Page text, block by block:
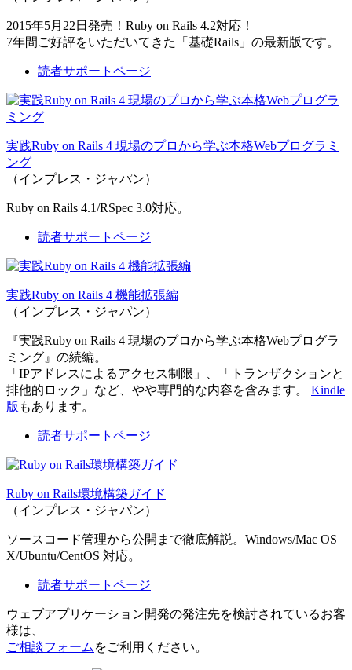
2015年5月22日発売！Ruby on Rails 4.2対応！
7年間ご好評をいただいてきた「基礎Rails」の最新版です。
読者サポートページ
実践Ruby on Rails 4 現場のプロから学ぶ本格Webプログラミ
ング
（インプレス・ジャパン）
Ruby on Rails 4.1/RSpec 3.0対応。
読者サポートページ
実践Ruby on Rails 4 機能拡張編
（インプレス・ジャパン）
『実践Ruby on Rails 4 現場のプロから学ぶ本格Webプログラ
ミング』の続編。
「IPアドレスによるアクセス制限」、「トランザクションと
排他的ロック」など、やや専門的な内容を含みます。 Kindle
版 もあります。
読者サポートページ
Ruby on Rails環境構築ガイド
（インプレス・ジャパン）
ソースコード管理から公開まで徹底解説。Windows/Mac OS
X/Ubuntu/CentOS 対応。
読者サポートページ
ウェブアプリケーション開発の発注先を検討されているお客
様は、
ご相談フォーム をご利用ください。